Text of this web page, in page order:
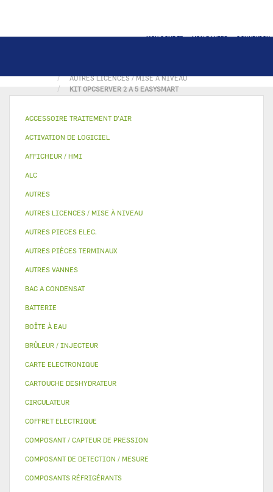
MON COMPTE MON PANIER CONNEXION
AUTRES LICENCES / MISE À NIVEAU
KIT OPCSERVER 2 A 5 EASYSMART
ACCESSOIRE TRAITEMENT D’AIR
ACTIVATION DE LOGICIEL
AFFICHEUR / HMI
ALC
AUTRES
AUTRES LICENCES / MISE À NIVEAU
AUTRES PIECES ELEC.
AUTRES PIÈCES TERMINAUX
AUTRES VANNES
BAC A CONDENSAT
BATTERIE
BOÎTE À EAU
BRÛLEUR / INJECTEUR
CARTE ELECTRONIQUE
CARTOUCHE DESHYDRATEUR
CIRCULATEUR
COFFRET ELECTRIQUE
COMPOSANT / CAPTEUR DE PRESSION
COMPOSANT DE DETECTION / MESURE
COMPOSANTS RÉFRIGÉRANTS